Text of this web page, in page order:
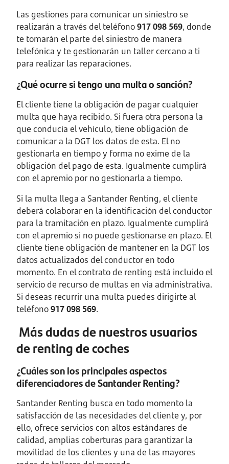
Las gestiones para comunicar un siniestro se
realizarán a través del teléfono917 098 569, donde
te tomarán el parte del siniestro de manera
telefónica y te gestionarán un taller cercano a ti
para realizar las reparaciones.
¿Qué ocurre si tengo una multa o sanción?
El cliente tiene la obligación de pagar cualquier
multa que haya recibido. Si fuera otra persona la
que conducía el vehículo, tiene obligación de
comunicar a la DGT los datos de esta. El no
gestionarla en tiempo y forma no exime de la
obligación del pago de esta. Igualmente cumplirá
con el apremio por no gestionarla a tiempo.
Si la multa llega a Santander Renting, el cliente
deberá colaborar en la identificación del conductor
para la tramitación en plazo. Igualmente cumplirá
con el apremio si no puede gestionarse en plazo. El
cliente tiene obligación de mantener en la DGT los
datos actualizados del conductor en todo
momento. En el contrato de renting está incluido el
servicio de recurso de multas en vía administrativa.
Si deseas recurrir una multa puedes dirigirte al
teléfono917 098 569.
Más dudas de nuestros usuarios
de renting de coches
¿Cuáles son los principales aspectos
diferenciadores de Santander Renting?
Santander Renting busca en todo momento la
satisfacción de las necesidades del cliente y, por
ello, ofrece servicios con altos estándares de
calidad, amplias coberturas para garantizar la
movilidad de los clientes y una de las mayores